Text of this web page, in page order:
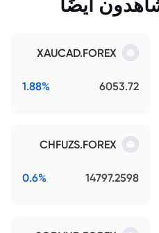
أيضًا
XAUCAD.FOREX
6053.72
1.88%
CHFUZS.FOREX
14797.2598
0.6%